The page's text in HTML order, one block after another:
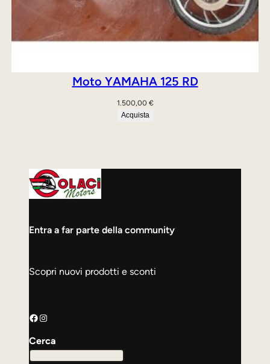
Moto YAMAHA 125 RD
1.500,00 €
Acquista
Entra a far parte della community
Scopri nuovi prodotti e sconti
Facebook Instagram
Cerca